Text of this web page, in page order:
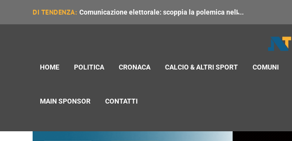
DI TENDENZA: Comunicazione elettorale: scoppia la polemica nell̵...
HOME POLITICA CRONACA CALCIO & ALTRI SPORT COMUNI
MAIN SPONSOR CONTATTI